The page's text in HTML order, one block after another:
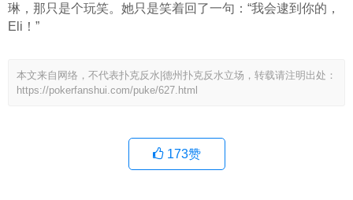
琳，那只是个玩笑。她只是笑着回了一句：“我会逮到你的，
Eli！”
本文来自网络，不代表扑克反水|德州扑克反水立场，转载请注明出处：
https://pokerfanshui.com/puke/627.html
173赞